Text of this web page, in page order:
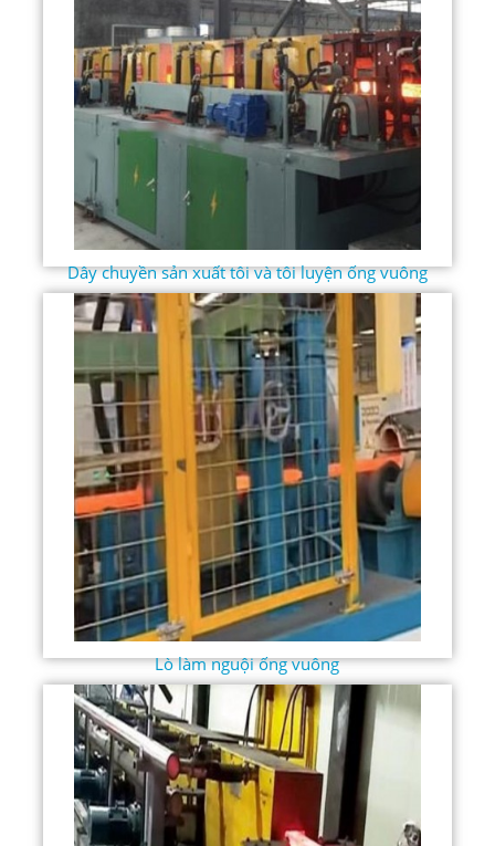
Dây chuyền sản xuất tôi và tôi luyện ống vuông
Lò làm nguội ống vuông